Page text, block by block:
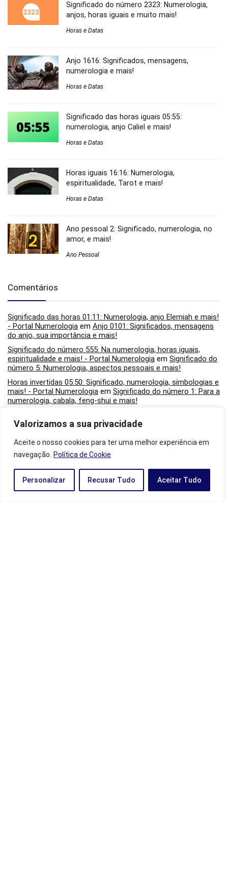
Valorizamos a sua privacidade
Aceite o nosso cookies para ter uma melhor experiência em
navegação.
Política de Cookie
Personalizar Recusar Tudo Aceitar Tudo
Significado do número 2323: Numerologia,
anjos, horas iguais e muito mais!
Horas e Datas
Anjo 1616: Significados, mensagens,
numerologia e mais!
Horas e Datas
Significado das horas iguais 05:55:
numerologia, anjo Caliel e mais!
Horas e Datas
Horas iguais 16:16: Numerologia,
espiritualidade, Tarot e mais!
Horas e Datas
Ano pessoal 2: Significado, numerologia, no
amor, e mais!
Ano Pessoal
Comentários
Significado das horas 01:11: Numerologia, anjo Elemiah e mais!
- Portal Numerologia em Anjo 0101: Significados, mensagens
do anjo, sua importância e mais!
Significado do número 555: Na numerologia, horas iguais,
espiritualidade e mais! - Portal Numerologia em Significado do
número 5: Numerologia, aspectos pessoais e mais!
Horas invertidas 05:50: Significado, numerologia, simbologias e
mais! - Portal Numerologia em Significado do número 1: Para a
numerologia, cabala, feng-shui e mais!
mais! - Portal NumerologiaemHoras invertidas 21:12: Anjo,
Horas invertidas 05:50: Significado, numerologia, simbologias e
mais! - Portal Numerologiaem